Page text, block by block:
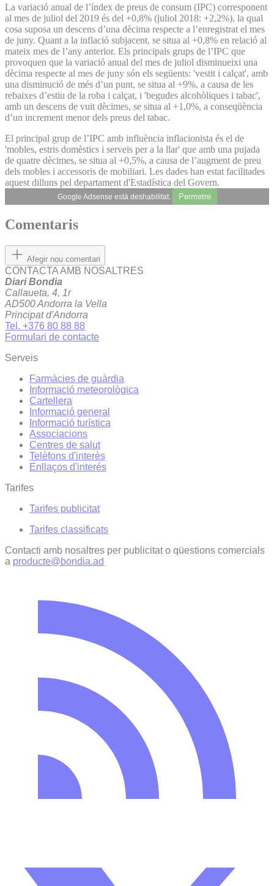
La variació anual de l’índex de preus de consum (IPC) corresponent
al mes de juliol del 2019 és del +0,8% (juliol 2018: +2,2%), la qual
cosa suposa un descens d’una dècima respecte a l’enregistrat el mes
de juny. Quant a la inflació subjacent, se situa al +0,8% en relació al
mateix mes de l’any anterior. Els principals grups de l’IPC que
provoquen que la variació anual del mes de juliol disminueixi una
dècima respecte al mes de juny són els següents: 'vestit i calçat', amb
una disminució de més d’un punt, se situa al +9%, a causa de les
rebaixes d’estiu de la roba i calçat, i 'begudes alcohòliques i tabac',
amb un descens de vuit dècimes, se situa al +1,0%, a conseqüència
d’un increment menor dels preus del tabac.
El principal grup de l’IPC amb influència inflacionista és el de
'mobles, estris domèstics i serveis per a la llar' que amb una pujada
de quatre dècimes, se situa al +0,5%, a causa de l’augment de preu
dels mobles i accessoris de mobiliari. Les dades han estat facilitades
aquest dilluns pel departament d'Estadística del Govern.
Google Adsense està deshabilitat. Permetre
Comentaris
Afegir nou comentari
CONTACTA AMB NOSALTRES
Diari Bondia
Callaueta, 4, 1r
AD500 Andorra la Vella
Principat d'Andorra
Tel. +376 80 88 88
Formulari de contacte
Serveis
Farmàcies de guàrdia
Informació meteorològica
Cartellera
Informació general
Informació turística
Associacions
Centres de salut
Telèfons d'interès
Enllaços d'interés
Tarifes
Tarifes publicitat
Tarifes classificats
Contacti amb nosaltres per publicitat o qüestions comercials
a producte@bondia.ad